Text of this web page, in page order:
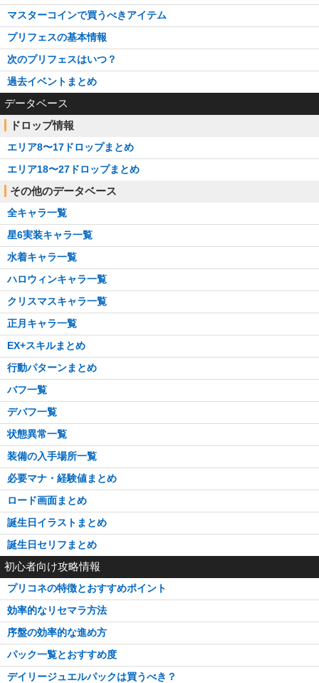
マスターコインで買うべきアイテム
プリフェスの基本情報
次のプリフェスはいつ？
過去イベントまとめ
データベース
ドロップ情報
エリア8〜17ドロップまとめ
エリア18〜27ドロップまとめ
その他のデータベース
全キャラ一覧
星6実装キャラ一覧
水着キャラ一覧
ハロウィンキャラ一覧
クリスマスキャラ一覧
正月キャラ一覧
EX+スキルまとめ
行動パターンまとめ
バフ一覧
デバフ一覧
状態異常一覧
装備の入手場所一覧
必要マナ・経験値まとめ
ロード画面まとめ
誕生日イラストまとめ
誕生日セリフまとめ
初心者向け攻略情報
プリコネの特徴とおすすめポイント
効率的なリセマラ方法
序盤の効率的な進め方
パック一覧とおすすめ度
デイリージュエルパックは買うべき？